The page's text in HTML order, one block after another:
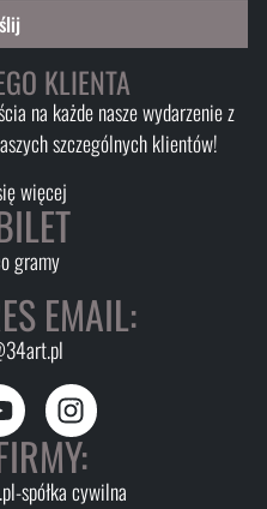
KLIENTA
na każde nasze wydarzenie z
szczególnych klientów!
więcej
gramy
EMAIL:
spółka cywilna